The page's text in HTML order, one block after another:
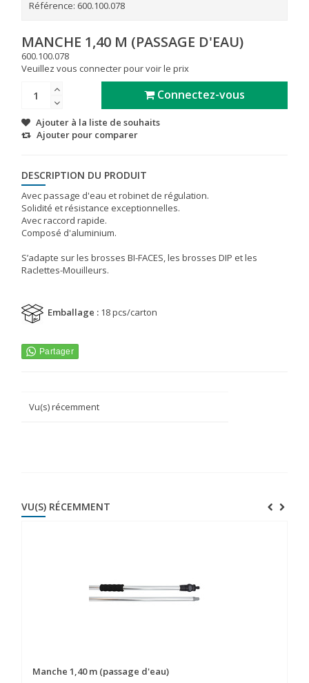
Référence: 600.100.078
MANCHE 1,40 M (PASSAGE D'EAU)
600.100.078
Veuillez vous connecter pour voir le prix
Connectez-vous
Ajouter à la liste de souhaits
Ajouter pour comparer
DESCRIPTION DU PRODUIT
Avec passage d'eau et robinet de régulation.
Solidité et résistance exceptionnelles.
Avec raccord rapide.
Composé d'aluminium.
S’adapte sur les brosses BI-FACES, les brosses DIP et les
Raclettes-Mouilleurs.
Emballage : 18 pcs/carton
Vu(s) récemment
VU(S) RÉCEMMENT
Manche 1,40 m (passage d'eau)